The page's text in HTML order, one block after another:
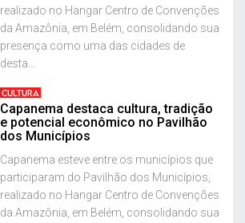
realizado no Hangar Centro de Convenções
da Amazônia, em Belém, consolidando sua
presença como uma das cidades de
desta...
CULTURA
Capanema destaca cultura, tradição
e potencial econômico no Pavilhão
dos Municípios
Capanema esteve entre os municípios que
participaram do Pavilhão dos Municípios,
realizado no Hangar Centro de Convenções
da Amazônia, em Belém, consolidando sua